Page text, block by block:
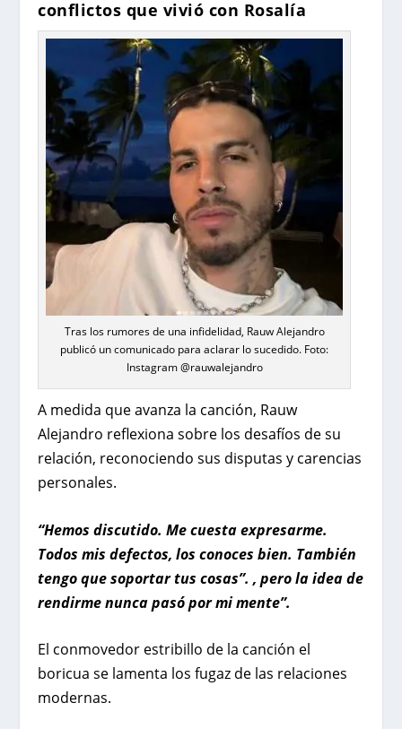
conflictos que vivió con Rosalía
Tras los rumores de una infidelidad, Rauw Alejandro
publicó un comunicado para aclarar lo sucedido. Foto:
Instagram @rauwalejandro
A medida que avanza la canción, Rauw
Alejandro reflexiona sobre los desafíos de su
relación, reconociendo sus disputas y carencias
personales.
“Hemos discutido. Me cuesta expresarme.
Todos mis defectos, los conoces bien. También
tengo que soportar tus cosas”. , pero la idea de
rendirme nunca pasó por mi mente”.
El conmovedor estribillo de la canción el
boricua se lamenta los fugaz de las relaciones
modernas.